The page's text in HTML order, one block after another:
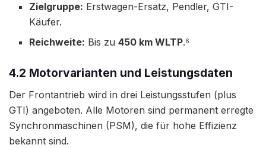
Zielgruppe: Erstwagen-Ersatz, Pendler, GTI-
Käufer.
Reichweite: Bis zu450 km WLTP.6
4.2 Motorvarianten und Leistungsdaten
Der Frontantrieb wird in drei Leistungsstufen (plus
GTI) angeboten. Alle Motoren sind permanent erregte
Synchronmaschinen (PSM), die für hohe Effizienz
bekannt sind.